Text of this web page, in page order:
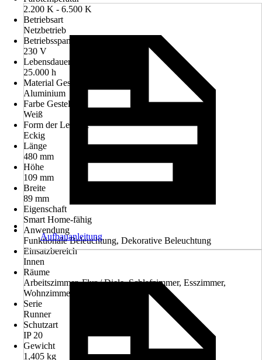
2.200 K - 6.500 K
Betriebsart
Netzbetrieb
Betriebsspannung
230 V
Lebensdauer Leuchtmittel
25.000 h
Material Gestell
Aluminium
Farbe Gestell
Weiß
Form der Leuchte
Eckig
Länge
480 mm
Höhe
109 mm
Breite
89 mm
Eigenschaft
Smart Home-fähig
Anwendung
Funktionale Beleuchtung, Dekorative Beleuchtung
Einsatzbereich
Innen
Räume
Arbeitszimmer, Flur / Diele, Schlafzimmer, Esszimmer,
Wohnzimmer
Serie
Runner
Schutzart
IP 20
Gewicht
1,405 kg
Aufbauanleitung